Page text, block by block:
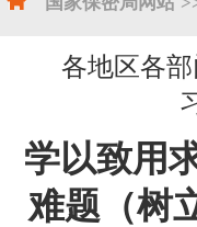
各地区各
学以致用
难题（树